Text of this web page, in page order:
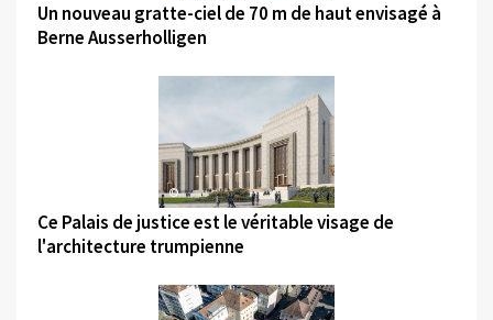
Un nouveau gratte-ciel de 70 m de haut envisagé à
Berne Ausserholligen
©
Ce Palais de justice est le véritable visage de
l'architecture trumpienne